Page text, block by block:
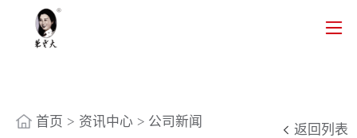
首页 > 资讯中心 > 公司新闻
返回列表